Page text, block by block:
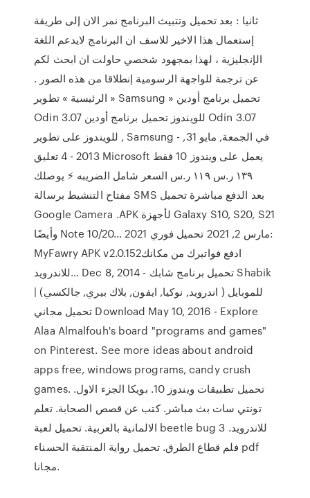
ثانيا : بعد تحميل وتتبيث البرنامج نمر الان إلى طريقة
إستعمال هذا الاخير للاسف ان البرنامج لايدعم اللغة
الإنجليزية ، لهذا بمجهود شخصي حاولت ان ابحث لكم
عن ترجمة للواجهة الرسومية إنطلاقا من هذه الصور .
الرئيسية » تطوير » Samsung » تحميل برنامج أودين
Odin 3.07 للويندوز تحميل برنامج أودين Odin 3.07
للويندوز على تطوير , Samsung - في الجمعة, مايو 31,
2013 - 4 تعليق Microsoft يعمل على ويندوز 10 فقط
١٣٩ ر.س ١١٩ ر.س السعر شامل الضريبه ⚡️ يوصلك
مفتاح التنشيط برسالة SMS بعد الدفع مباشرة تحميل
Google Camera .APK لأجهزة Galaxy S10, S20, S21
وأيضًا Note 10/20… مارس 2, 2021 تحميل فوري 2021:
MyFawry APK v2.0.152‏ ادفع فواتيرك من مكانك
للاندرويد… Dec 8, 2014 - تحميل برنامج شابك Shabik
للموبايل ( اندرويد, نوكيا, ايفون, بلاك بيري, جالكسي) |
تحميل مجاني Download May 10, 2016 - Explore
Alaa Almalfouh's board "programs and games"
on Pinterest. See more ideas about android
apps free, windows programs, candy crush
games. تحميل تطبيقات ويندوز 10. بويكا الجزء الاول.
تونتي سات بث مباشر. كتب عن قصص الصحابة. تعلم
الالمانية بالعربية. تحميل لعبة beetle bug 3 للاندرويد.
فلم قطاع الطرق. تحميل رواية المنتقبة الحسناء pdf
مجانا.